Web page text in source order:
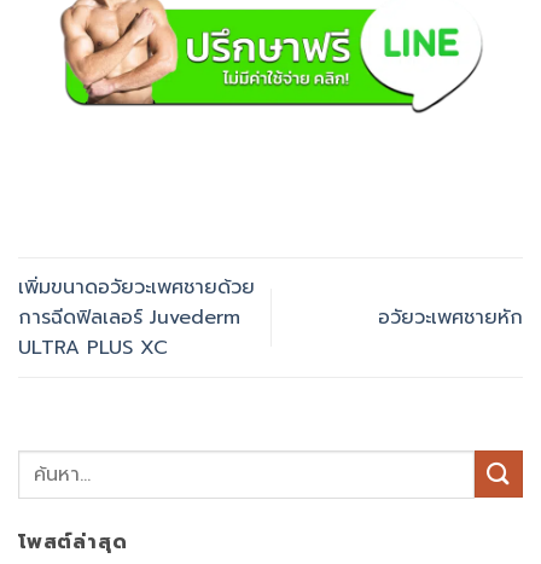
เพิ่มขนาดอวัยวะเพศชายด้วย
การฉีดฟิลเลอร์ Juvederm
ULTRA PLUS XC
อวัยวะเพศชายหัก
โพสต์ล่าสุด